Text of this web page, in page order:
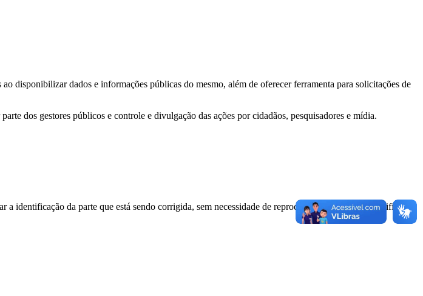
disponibilizar dados e informações públicas do mesmo, além de oferecer ferramenta para solicitações de
dos gestores públicos e controle e divulgação das ações por cidadãos, pesquisadores e mídia.
identificação da parte que está sendo corrigida, sem necessidade de reprodução integral do ato retificado.